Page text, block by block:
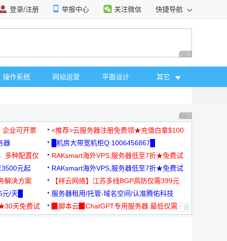
登录/注册 举报中心 关注微信 快捷导航
性选择 广告 商业广告，理
操作系统 网站运营 平面设计 其它
广告 商业广告，理
企业可开票
<推荐>云服务器注册免费领★充值白拿$100
器
█机房大带宽机柜Q:1006456867█
多种配置仅
RAKsmart海外VPS,服务器低至7折★免费试
用★
元起
RAKsmart海外VPS,服务器低至7折★免费试
用★
解决方案
【祥云网络】江苏多线BGP高防仅需399元
/天█
服务器租用/托管-域名空间/认准腾佑科技
天免费试
▉脚本云▉ChatGPT专用服务器 最低仅需